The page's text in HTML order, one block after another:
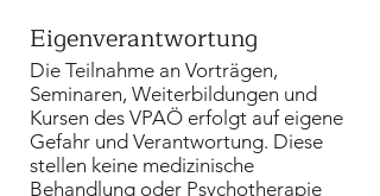
Eigenverantwortung
Die Teilnahme an Vorträgen,
Seminaren, Weiterbildungen und
Kursen des VPAÖ erfolgt auf eigene
Gefahr und Verantwortung. Diese
stellen keine medizinische
Behandlung oder Psychotherapie